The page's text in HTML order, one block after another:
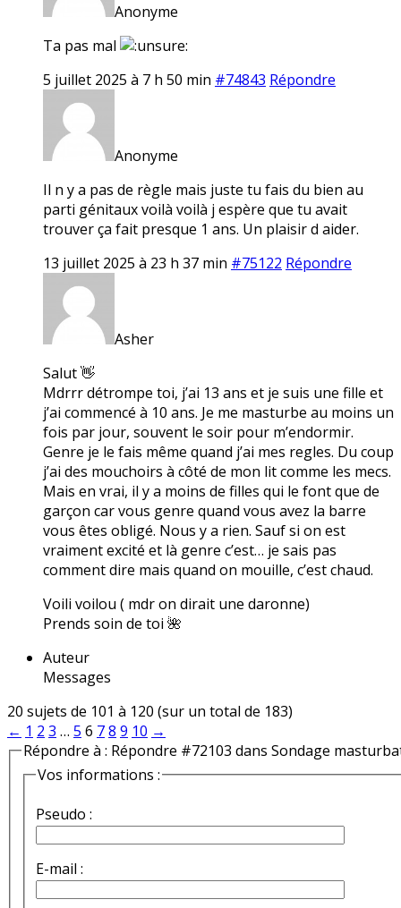
Anonyme
Ta pas mal
5 juillet 2025 à 7 h 50 min #74843 Répondre
Anonyme
Il n y a pas de règle mais juste tu fais du bien au
parti génitaux voilà voilà j espère que tu avait
trouver ça fait presque 1 ans. Un plaisir d aider.
13 juillet 2025 à 23 h 37 min #75122 Répondre
Asher
Salut 👋
Mdrrr détrompe toi, j’ai 13 ans et je suis une fille et
j’ai commencé à 10 ans. Je me masturbe au moins un
fois par jour, souvent le soir pour m’endormir.
Genre je le fais même quand j’ai mes regles. Du coup
j’ai des mouchoirs à côté de mon lit comme les mecs.
Mais en vrai, il y a moins de filles qui le font que de
garçon car vous genre quand vous avez la barre
vous êtes obligé. Nous y a rien. Sauf si on est
vraiment excité et là genre c’est… je sais pas
comment dire mais quand on mouille, c’est chaud.
Voili voilou ( mdr on dirait une daronne)
Prends soin de toi 🌺
Auteur
Messages
20 sujets de 101 à 120 (sur un total de 183)
← 1 2 3 … 5 6 78 9 10 →
Répondre à : Répondre #72103 dans Sondage
Vos informations :
Pseudo :
E-mail :